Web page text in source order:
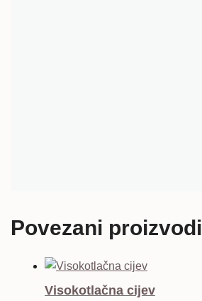
Povezani proizvodi
Visokotlačna cijev